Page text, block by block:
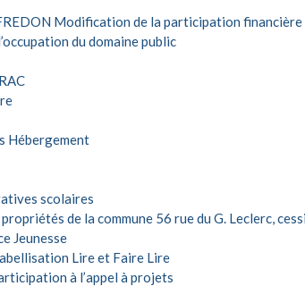
Modification de la participation financière
du domaine public
Hébergement
scolaires
de la commune 56 rue du G. Leclerc,
Jeunesse
Lire et Faire Lire
à l’appel à projets